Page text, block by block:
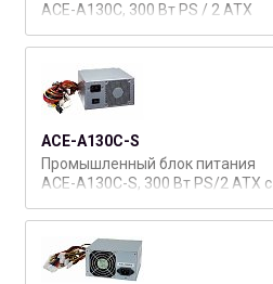
ACE-A130C, 300 Вт PS / 2 ATX
соответствует 80 plus (Gold)
ACE-A130C-S
Промышленный блок питания
ACE-A130C-S, 300 Вт PS/2 ATX с
соответствует 80 plus (Gold)